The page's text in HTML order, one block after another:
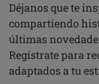
Déjanos que te
compartiendo
últimas
Regístrate para
adaptados a tu